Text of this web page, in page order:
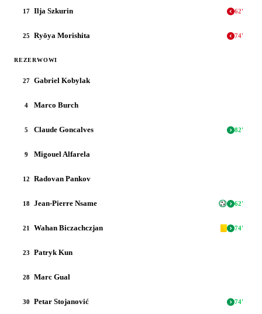
17 Ilja Szkurin 62'
25 Ryōya Morishita 74'
REZERWOWI
27 Gabriel Kobylak
4 Marco Burch
5 Claude Goncalves 82'
9 Migouel Alfarela
12 Radovan Pankov
18 Jean-Pierre Nsame 62'
21 Wahan Biczachczjan 74'
23 Patryk Kun
28 Marc Gual
30 Petar Stojanović 74'